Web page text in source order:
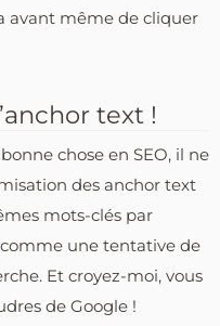
avant même de cliquer
text !
chose en SEO, il ne
des anchor text
mots-clés par
une tentative de
Et croyez-moi, vous
de Google !